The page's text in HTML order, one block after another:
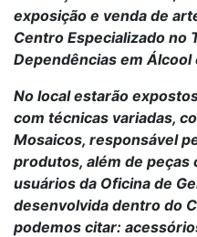
exposição e venda de
Centro Especializado no
Dependências em Álcool
No local estarão
com técnicas variadas,
Mosaicos, responsável
produtos, além de peças
usuários da Oficina de
desenvolvida dentro do
podemos citar: